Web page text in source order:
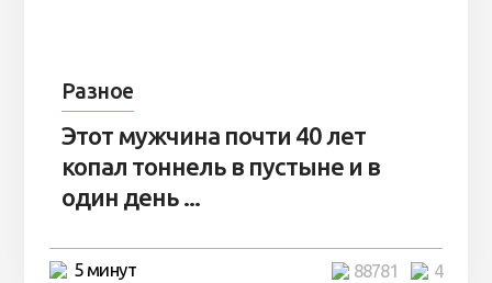
Разное
Этот мужчина почти 40 лет
копал тоннель в пустыне и в
один день ...
5 минут 4
88781